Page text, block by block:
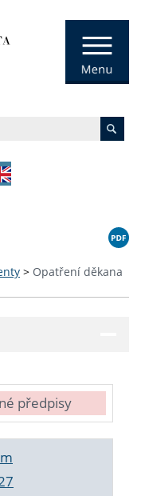
> Opatření děkana
předpisy